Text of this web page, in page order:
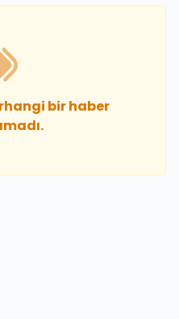
bir haber